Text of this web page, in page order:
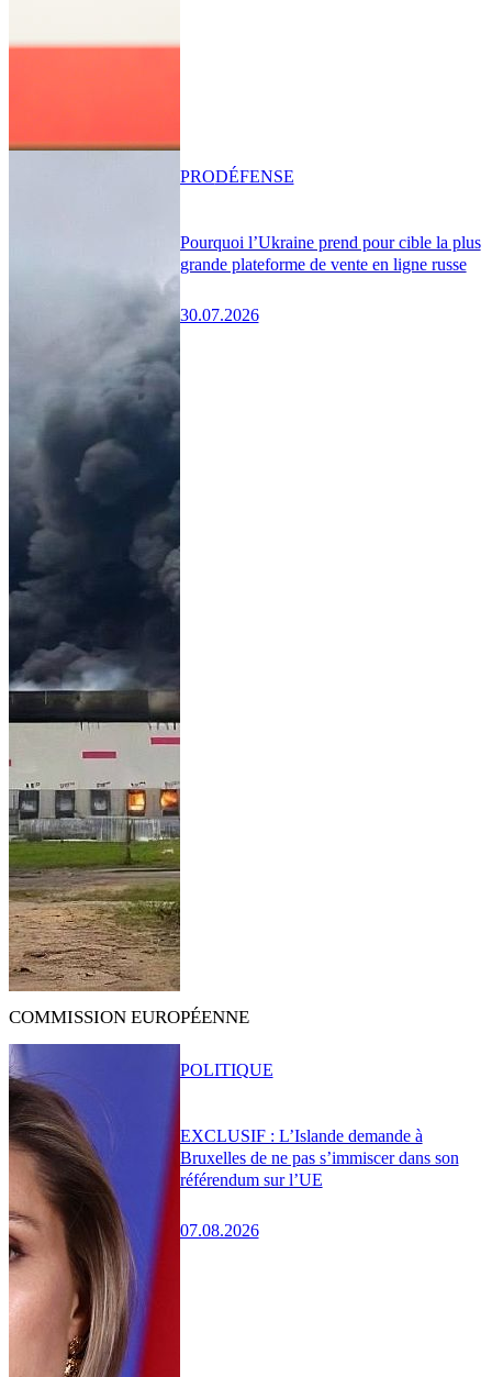
Pourquoi l’Ukraine prend pour cible la plus
grande plateforme de vente en ligne russe
30.07.2026
PRODÉFENSE
COMMISSION EUROPÉENNE
EXCLUSIF : L’Islande demande à
Bruxelles de ne pas s’immiscer dans son
référendum sur l’UE
07.08.2026
POLITIQUE